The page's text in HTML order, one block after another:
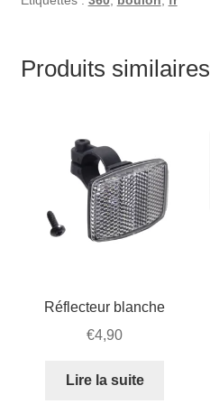
Produits similaires
Réflecteur blanche
€4,90
Lire la suite